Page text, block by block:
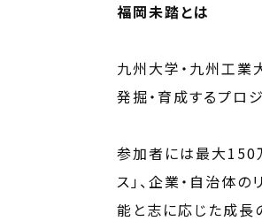
福岡未踏とは
九州大学・九州工業
発掘・育成するプロジ
参加者には最大150
ス」、企業・自治体
能と志に応じた成長